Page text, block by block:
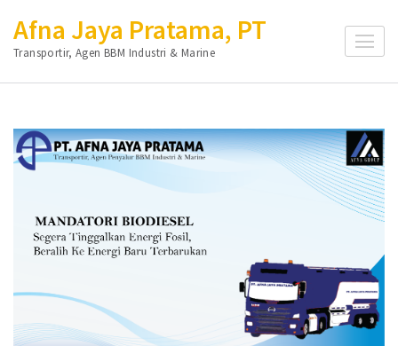
ke
konten
(Tekan
Afna Jaya Pratama, PT
Transportir, Agen BBM Industri & Marine